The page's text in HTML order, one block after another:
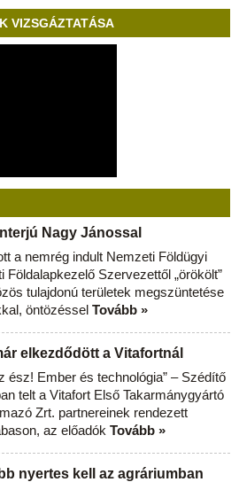
VIZSGÁZTATÁSA
Nagy Jánossal
a nemrég indult Nemzeti Földügyi
Szervezettől „örökölt”
tulajdonú területek megszüntetése
öntözéssel Tovább »
elkezdődött a Vitafortnál
ész! Ember és technológia” – Szédítő
telt a Vitafort Első Takarmánygyártó
Zrt. partnereinek rendezett
az előadók Tovább »
nyertes kell az agráriumban